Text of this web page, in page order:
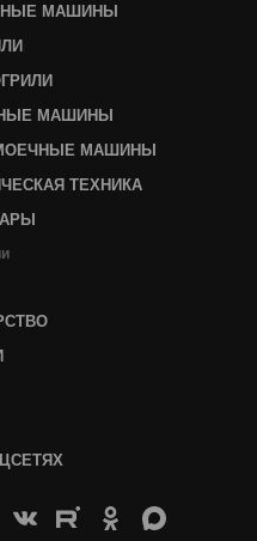
МАШИНЫ
МАШИНЫ
МАШИНЫ
ТЕХНИКА